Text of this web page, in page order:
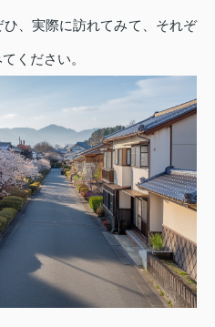
、実際に訪れてみて、それぞ
ください。